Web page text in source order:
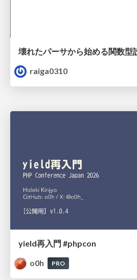
raiga0310
yield再入門 #phpcon
o0h
PRO